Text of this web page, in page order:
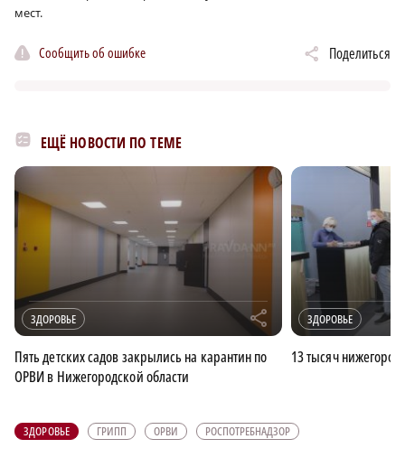
мест.
Сообщить об ошибке Поделиться
ЕЩЁ НОВОСТИ ПО ТЕМЕ
ЗДОРОВЬЕ r
Пять детских садов закрылись на карантин по
ОРВИ в Нижегородской области
ЗДОРОВЬЕ
13 тысяч
ЗДОРОВЬЕ ГРИПП ОРВИ РОСПОТРЕБНАДЗОР